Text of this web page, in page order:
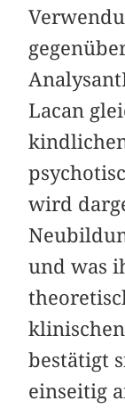
Lacan
wird
und was
bestätigt
einseitig